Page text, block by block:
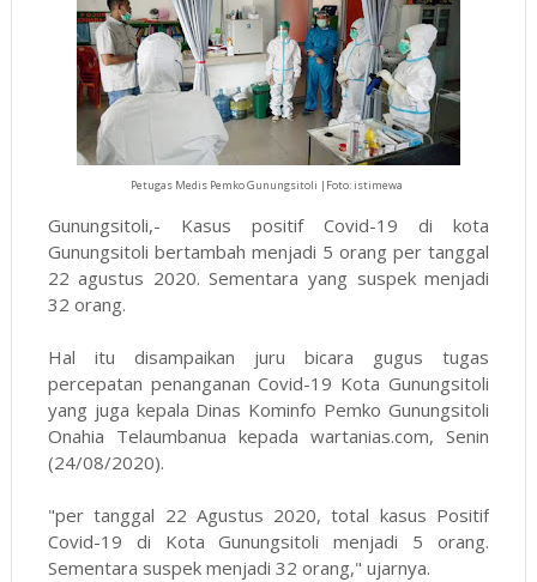
Petugas Medis Pemko Gunungsitoli |Foto: istimewa
Gunungsitoli,- Kasus positif Covid-19 di kota
Gunungsitoli bertambah menjadi 5 orang per tanggal
22 agustus 2020. Sementara yang suspek menjadi
32 orang.
Hal itu disampaikan juru bicara gugus tugas
percepatan penanganan Covid-19 Kota Gunungsitoli
yang juga kepala Dinas Kominfo Pemko Gunungsitoli
Onahia Telaumbanua kepada wartanias.com, Senin
(24/08/2020).
"per tanggal 22 Agustus 2020, total kasus Positif
Covid-19 di Kota Gunungsitoli menjadi 5 orang.
Sementara suspek menjadi 32 orang," ujarnya.